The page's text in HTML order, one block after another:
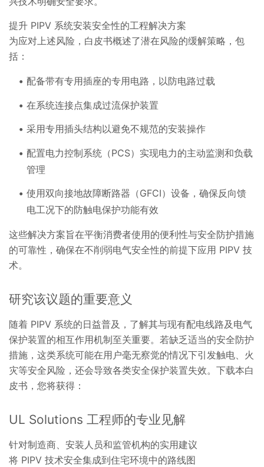
提升 PIPV 系统安装安全性的工程解决方案
为应对上述风险，白皮书概述了潜在风险的缓解策略，包
括：
配备带有专用插座的专用电路，以防电路过载
在系统连接点集成过流保护装置
采用专用插头结构以避免不规范的安装操作
配置电力控制系统（PCS）实现电力的主动监测和负载
管理
使用双向接地故障断路器（GFCI）设备，确保反向馈
电工况下的防触电保护功能有效
这些解决方案旨在平衡消费者使用的便利性与安全防护措施
的可靠性，确保在不削弱电气安全性的前提下应用 PIPV 技
术。
研究该议题的重要意义
随着 PIPV 系统的日益普及，了解其与现有配电线路及电气
保护装置的相互作用机制至关重要。若缺乏适当的安全防护
措施，这类系统可能在用户毫无察觉的情况下引发触电、火
灾等安全风险，还会导致各类安全保护装置失效。下载本白
皮书，您将获得：
UL Solutions 工程师的专业见解
针对制造商、安装人员和监管机构的实用建议
将 PIPV 技术安全集成到住宅环境中的路线图